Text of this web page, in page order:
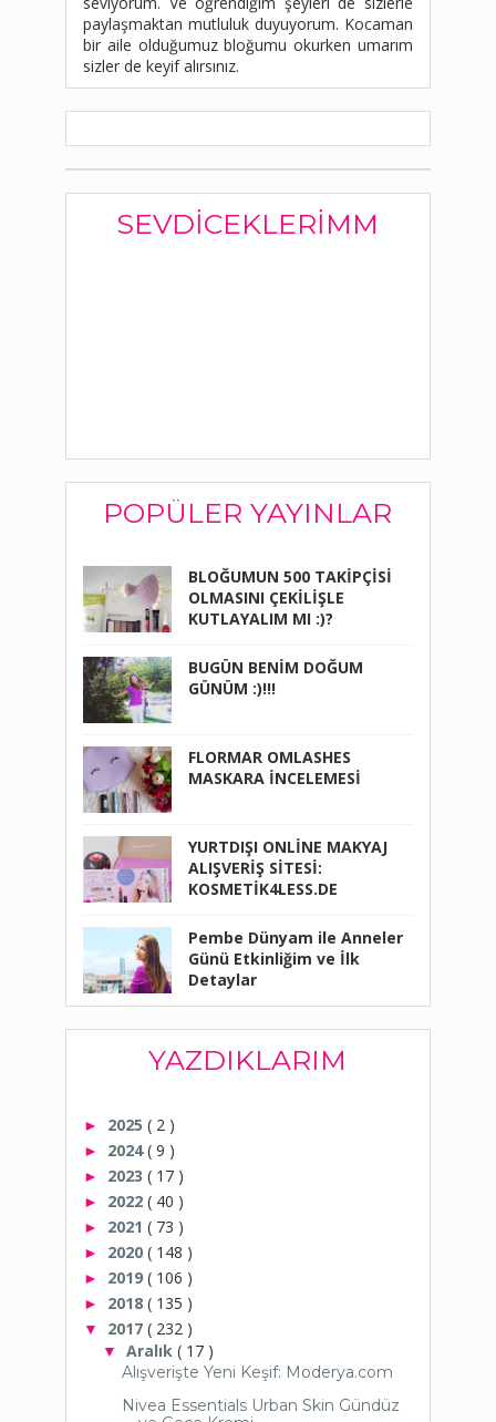
paylaşmaktan mutluluk duyuyorum. Kocaman
bir aile olduğumuz bloğumu okurken umarım
sizler de keyif alırsınız.
SEVDICEKLERIMM
POPÜLER YAYINLAR
BLOĞUMUN 500 TAKİPÇİSİ
OLMASINI ÇEKİLİŞLE
KUTLAYALIM MI :)?
BUGÜN BENİM DOĞUM
GÜNÜM :)!!!
FLORMAR OMLASHES
MASKARA İNCELEMESİ
YURTDIŞI ONLİNE MAKYAJ
ALIŞVERİŞ SİTESİ:
KOSMETİK4LESS.DE
Pembe Dünyam ile Anneler
Günü Etkinliğim ve İlk
Detaylar
YAZDIKLARIM
► 2025 ( 2 )
► 2024( 9 )
► 2023 ( 17 )
► 2022 ( 40 )
► 2021 ( 73 )
► 2020 ( 148 )
► 2019 ( 106 )
► 2018 ( 135 )
▼ 2017 ( 232 )
▼ Aralık ( 17 )
Alışverişte Yeni Keşif: Moderya.com
Nivea Essentials Urban Skin Gündüz